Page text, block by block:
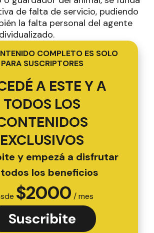
de falta de servicio, pudiendo
la falta personal del agente
COMPLETO ES SOLO
PARA SUSCRIPTORES
A ESTE Y A
TODOS LOS
EXCLUSIVOS
y empezá a disfrutar
los beneficios
$2000 / mes
Suscribite